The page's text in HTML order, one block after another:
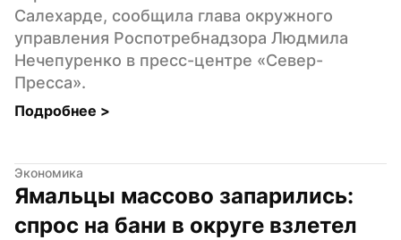
Салехарде, сообщила глава окружного
управления Роспотребнадзора Людмила
Нечепуренко в пресс-центре «Север-
Пресса».
Подробнее >
Экономика
Ямальцы массово запарились:
спрос на бани в округе взлетел